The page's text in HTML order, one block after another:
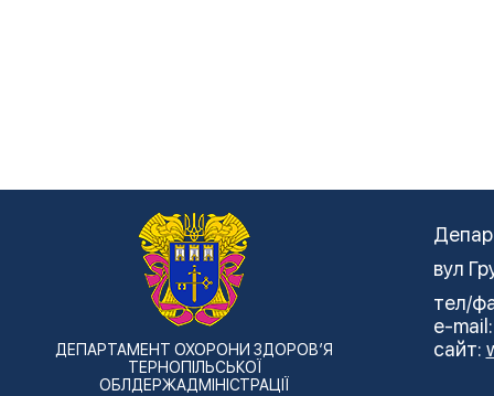
ДЕПАРТАМЕНТ ОХОРОНИ ЗДОРОВ’Я
ТЕРНОПІЛЬСЬКОЇ
ОБЛДЕРЖАДМІНІСТРАЦІЇ
вул
тел/
e-
сайт: